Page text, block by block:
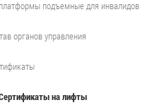
платформы подъемные для инвалидов
органов управления
на лифты